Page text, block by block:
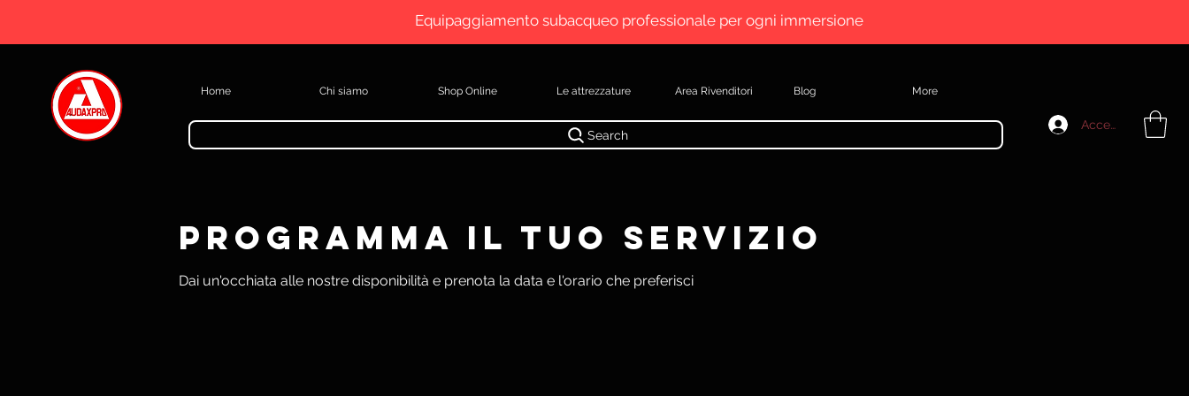
Equipaggiamento subacqueo professionale per ogni immersione
Home Chi siamo Shop Online Le attrezzature Area Rivenditori Blog More
Search
Accedi
Programma il tuo servizio
Dai un'occhiata alle nostre disponibilità e prenota la data e l'orario che preferisci